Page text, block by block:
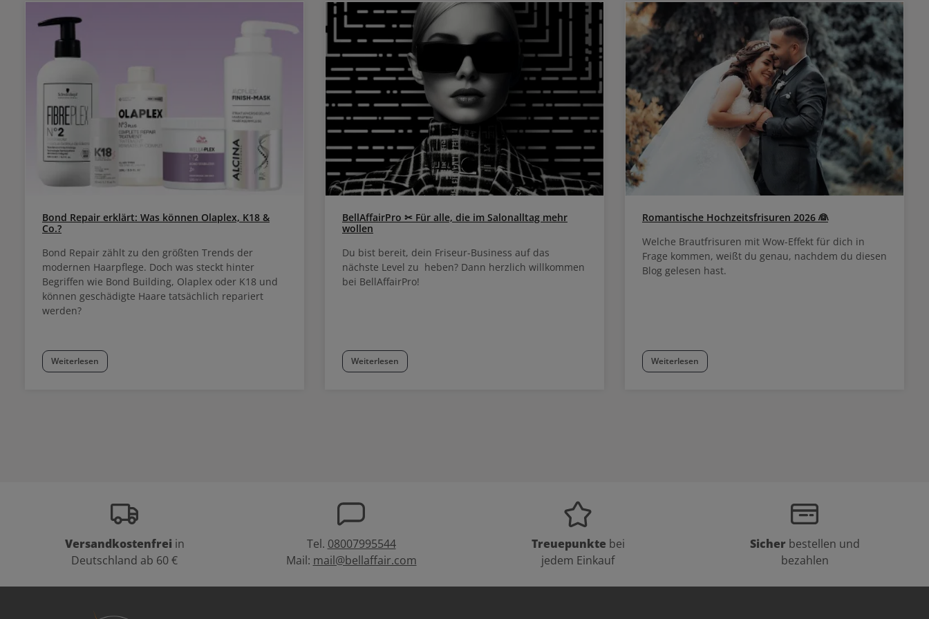
Haarlänge 1-2 Pumphübe auf Längen und
Spitzen auftragen. Kann auf trockenem und
nassem Haar angewendet werden. Nicht
ausspülen.
Bond Repair erklärt: Was können Olaplex, K18 &
Co.?
Bond Repair zählt zu den größten Trends der
modernen Haarpflege. Doch was steckt hinter
Begriffen wie Bond Building, Olaplex oder K18 und
können geschädigte Haare tatsächlich repariert
werden?
Weiterlesen
BellAffairPro ✂ Für alle, die im Salonalltag mehr
wollen
Du bist bereit, dein Friseur-Business auf das
nächste Level zu heben? Dann herzlich willkommen
bei BellAffairPro!
Weiterlesen
Romantische Hochzeitsfrisuren 2026 👰
Welche Brautfrisuren mit Wow-Effekt für dich in
Frage kommen, weißt du genau, nachdem du diesen
Blog gelesen hast.
Weiterlesen
Versandkostenfrei in
Deutschland ab 60 €
Tel. 08007995544
Mail: mail@bellaffair.com
Treuepunkte bei
jedem Einkauf
Sicher bestellen und
bezahlen